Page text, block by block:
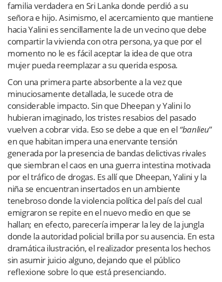
familia verdadera en Sri Lanka donde perdió a su
señora e hijo. Asimismo, el acercamiento que mantiene
hacia Yalini es sencillamente la de un vecino que debe
compartir la vivienda con otra persona, ya que por el
momento no le es fácil aceptar la idea de que otra
mujer pueda reemplazar a su querida esposa.
Con una primera parte absorbente a la vez que
minuciosamente detallada, le sucede otra de
considerable impacto. Sin que Dheepan y Yalini lo
hubieran imaginado, los tristes resabios del pasado
vuelven a cobrar vida. Eso se debe a que en el “banlieu”
en que habitan impera una enervante tensión
generada por la presencia de bandas delictivas rivales
que siembran el caos en una guerra intestina motivada
por el tráfico de drogas. Es allí que Dheepan, Yalini y la
niña se encuentran insertados en un ambiente
tenebroso donde la violencia política del país del cual
emigraron se repite en el nuevo medio en que se
hallan; en efecto, parecería imperar la ley de la jungla
donde la autoridad policial brilla por su ausencia. En esta
dramática ilustración, el realizador presenta los hechos
sin asumir juicio alguno, dejando que el público
reflexione sobre lo que está presenciando.